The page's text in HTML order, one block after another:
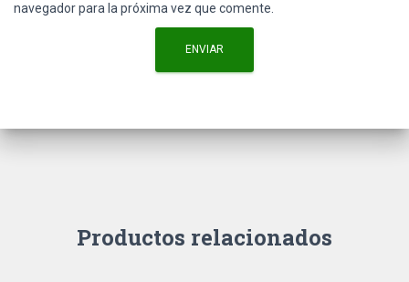
navegador para la próxima vez que comente.
Productos relacionados